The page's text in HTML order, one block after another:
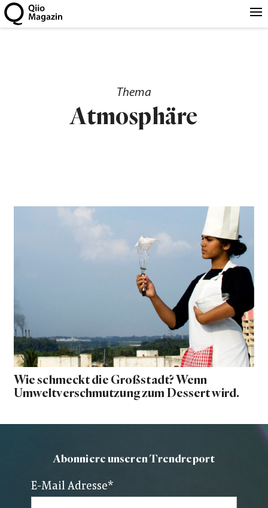
Thema
Atmosphäre
Wie schmeckt die Großstadt? Wenn
Umweltverschmutzung zum Dessert wird.
Abonniere unseren Trendreport
E-Mail Adresse*